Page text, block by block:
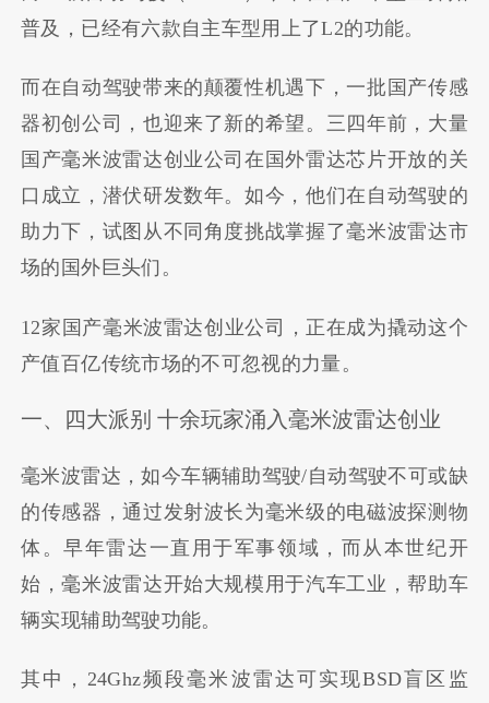
普及，已经有六款自主车型用上了L2的功能。
而在自动驾驶带来的颠覆性机遇下，一批国产传感
器初创公司，也迎来了新的希望。三四年前，大量
国产毫米波雷达创业公司在国外雷达芯片开放的关
口成立，潜伏研发数年。如今，他们在自动驾驶的
助力下，试图从不同角度挑战掌握了毫米波雷达市
场的国外巨头们。
12家国产毫米波雷达创业公司，正在成为撬动这个
产值百亿传统市场的不可忽视的力量。
一、四大派别 十余玩家涌入毫米波雷达创业
毫米波雷达，如今车辆辅助驾驶/自动驾驶不可或缺
的传感器，通过发射波长为毫米级的电磁波探测物
体。早年雷达一直用于军事领域，而从本世纪开
始，毫米波雷达开始大规模用于汽车工业，帮助车
辆实现辅助驾驶功能。
其中，24Ghz频段毫米波雷达可实现BSD盲区监